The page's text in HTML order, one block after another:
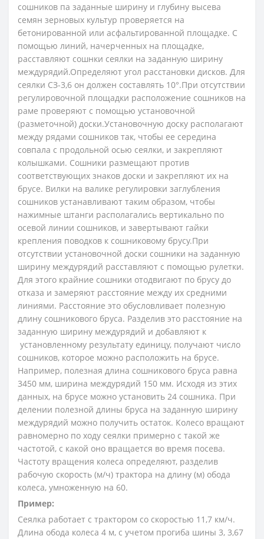
сошников па заданные ширину и глубину высева
семян зерновых культур проверяется на
бетонированной или асфальтированной площадке. С
помощью линий, начерченных на площадке,
расставляют coшнки сеялки на заданную ширину
междурядий.Определяют угол расстановки дисков. Для
се­ялки СЗ-3,6 он должен составлять 10°.При отсутствии
регулировочной площадки расположение сошников на
раме проверяют с помощью установочной
(разметочной) доски.Установочную доску располагают
между рядами сошников так, чтобы ее середина
совпала с продольной осью сеялки, и закрепляют
колышками. Сошники размещают против
соответствующих знаков доски и закрепляют их на
брусе. Вилки на валике регулировки заглубления
сошников устанавливают таким образом, чтобы
нажимные штанги располагались вертикально по
осевой линии сошников, и завертывают гайки
крепления поводков к сошниковому брусу.При
отсутствии установочной доски сошники на заданную
ширинy междурядий расставляют с помо­щью рулетки.
Для этого крайние сошники отодвига­ют по брусу до
отказа и замеряют расстояние между их средними
линиями. Расстояние это обусловливает полезную
длину сошникового бруса. Разделив это расстояние на
заданную ширину междурядий и добавляют к
установленному результату единицу, получают число
сошников, которое можно расположить на бру­се.
Например, полезная длина сошникового бруса равна
3450 мм, ширина междурядий 150 мм. Исходя из этих
данных, на брусе можно установить 24 сошника. При
делении полезной длины бруса на заданную ширину
междурядий можно получить остаток. Колесо вращают
равномерно по ходу сеялки при­мерно с такой же
частотой, с какой оно вращается во время посева.
Частоту вращения колеса определяют, разделив
рабочую скорость (м/ч) трактора на длину (м) обода
колеса, умноженную на 60.
Пример:
Сеялка работает с трактором со скоростью 11,7 км/ч.
Длина обода колеса 4 м, с учетом прогиба шины 3, 3,67